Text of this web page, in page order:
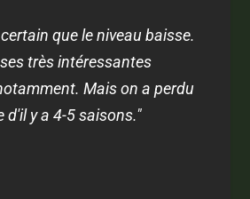
que le niveau baisse.
très intéressantes
Mais on a perdu
d'il y a 4-5 saisons."